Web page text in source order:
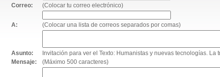
Correo: (Colocar tu correo electrónico)
A: (Colocar una lista de correos separados por comas)
Asunto:
Invitación para ver el Texto: Humanistas y nuevas tecnologías.
Mensaje:
(Máximo 500 caracteres)